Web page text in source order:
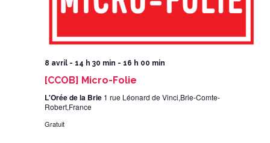
8 avril - 14 h 30 min - 16 h 00 min
[CCOB] Micro-Folie
L'Orée de la Brie 1 rue Léonard de Vinci,Brie-Comte-
Robert,France
Gratuit